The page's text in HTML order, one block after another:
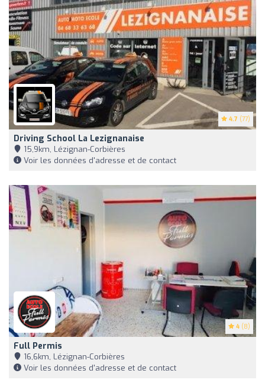
4.7 (77)
Driving School La Lezignanaise
15,9km, Lézignan-Corbières
Voir les données d'adresse et de contact
4 (8)
Full Permis
16,6km, Lézignan-Corbières
Voir les données d'adresse et de contact